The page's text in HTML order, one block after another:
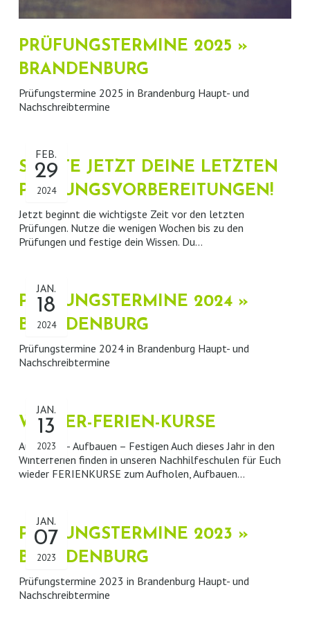
PRÜFUNGSTERMINE 2025 »
BRANDENBURG
Prüfungstermine 2025 in Brandenburg Haupt- und
Nachschreibtermine
STARTE JETZT DEINE LETZTEN
PRÜFUNGSVORBEREITUNGEN!
FEB.
29
2024
Jetzt beginnt die wichtigste Zeit vor den letzten
Prüfungen. Nutze die wenigen Wochen bis zu den
Prüfungen und festige dein Wissen. Du…
PRÜFUNGSTERMINE 2024 »
BRANDENBURG
JAN.
18
2024
Prüfungstermine 2024 in Brandenburg Haupt- und
Nachschreibtermine
WINTER-FERIEN-KURSE
JAN.
13
2023
Aufholen – Aufbauen – Festigen Auch dieses Jahr in den
Winterferien finden in unseren Nachhilfeschulen für Euch
wieder FERIENKURSE zum Aufholen, Aufbauen…
PRÜFUNGSTERMINE 2023 »
BRANDENBURG
JAN.
07
2023
Prüfungstermine 2023 in Brandenburg Haupt- und
Nachschreibtermine